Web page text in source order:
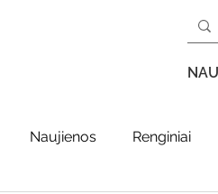
Naujienos Renginiai